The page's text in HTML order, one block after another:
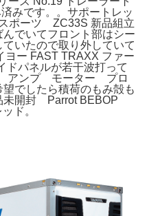
みです。。サポートレッ
ポーツ ZC33S 新品組立
でいてフロント部はシー
いたので取り外していて
ヨー FAST TRAXX ファー
ドパネルが若干波打って
アンプ モーター プロ
でしたら積荷のもみ殻も
未開封 Parrot BEBOP
ド。